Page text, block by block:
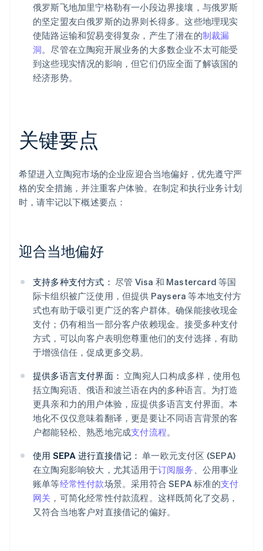
俄罗斯飞地加里宁格勒有一小段边界接壤，与俄罗斯
的坚定盟友白俄罗斯的边界则长得多。这些地理现实
使陆路运输和贸易变得复杂，产生了潜在的制裁漏
洞。尽管在立陶宛开展业务的大多数企业不太可能受
到这些现实情况的影响，但它们仍应全面了解该国的
经济形势。
关键要点
希望进入立陶宛市场的企业应迎合当地偏好，优先遵守严
格的安全措施，并注重客户体验。在制定和执行业务计划
时，请牢记以下概述要点：
迎合当地偏好
支持多种支付方式： 尽管 Visa 和 Mastercard 等国
际卡组织被广泛使用，但提供 Paysera 等本地支付方
式也有助于吸引更广泛的客户群体。确保能接收现金
支付；仍有相当一部分客户依赖现金。接受多种支付
方式，可以向客户表明您尊重他们的支付选择，有助
于增强信任，促成更多交易。
提供多语言支付界面： 立陶宛人口构成多样，使用包
括立陶宛语、俄语和波兰语在内的多种语言。为打造
更具亲和力的用户体验，应提供多语言支付界面。本
地化不仅仅意味着翻译，更是要让不同语言背景的客
户都能轻松、熟悉地完成支付流程。
使用 SEPA 进行直接借记： 单一欧元支付区 (SEPA)
在立陶宛影响较大，尤其适用于订阅服务 、公用事业
账单等经常性付款场景。采用符合 SEPA 标准的支付
网关 ，可简化经常性付款流程。这样既简化了交易，
又符合当地客户对直接借记的偏好。